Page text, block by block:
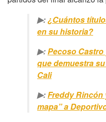
▶:¿Cuántos
en su historia?
▶:Pecoso Castro
que demuestra
Cali
▶:Freddy Rincón
mapa” a